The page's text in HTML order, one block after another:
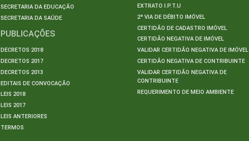
SECRETARIA DA EDUCAÇÃO
SECRETARIA DA SAÚDE
PUBLICAÇÕES
DECRETOS 2018
DECRETOS 2017
DECRETOS 2013
EDITAIS DE CONVOCAÇÃO
LEIS 2018
LEIS 2017
LEIS ANTERIORES
TERMOS
EXTRATO I.P.T.U
2ª VIA DE DÉBITO IMÓVEL
CERTIDÃO DE CADASTRO IMÓVEL
CERTIDÃO NEGATIVA DE IMÓVEL
VALIDAR CERTIDÃO NEGATIVA DE IMÓVEL
CERTIDÃO NEGATIVA DE CONTRIBUINTE
VALIDAR CERTIDÃO NEGATIVA DE
CONTRIBUINTE
REQUERIMENTO DE MEIO AMBIENTE